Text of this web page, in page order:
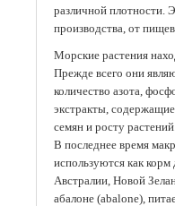
различной плотности.
производства, от
Морские растения
Прежде всего они
количество азота,
экстракты,
семян и росту
В последнее время
используются как
Австралии, Новой
абалоне (abalone),